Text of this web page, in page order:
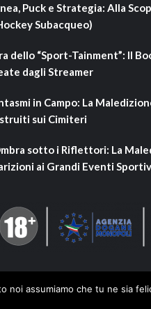
Puck e Strategia: Alla
Subacqueo)
dello “Sport-Tainment”: Il
dagli Streamer
in Campo: La
sui Cimiteri
sotto i Riflettori: La
ai Grandi Eventi
noi assumiamo che tu ne sia